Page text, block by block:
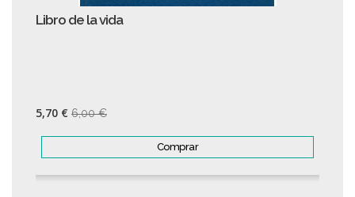
Libro de la vida
5,70 € 6,00 €
Comprar